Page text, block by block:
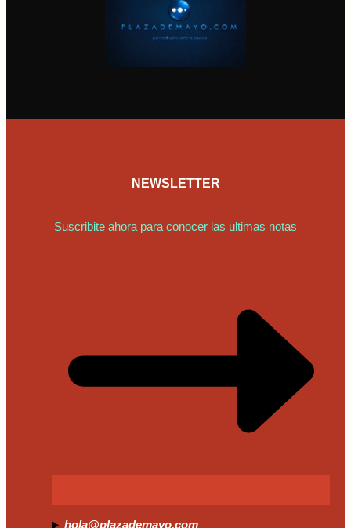
NEWSLETTER
Suscribite ahora para conocer las ultimas notas
hola@plazademayo.com